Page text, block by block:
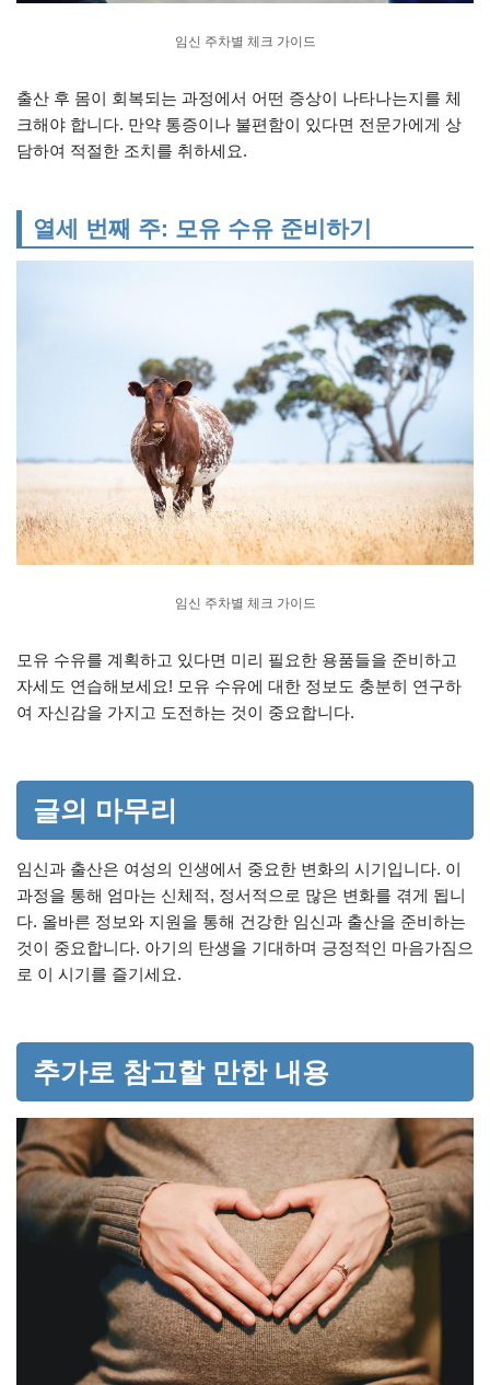
임신 주차별 체크 가이드
출산 후 몸이 회복되는 과정에서 어떤 증상이 나타나는지를 체
크해야 합니다. 만약 통증이나 불편함이 있다면 전문가에게 상
담하여 적절한 조치를 취하세요.
열세 번째 주: 모유 수유 준비하기
임신 주차별 체크 가이드
모유 수유를 계획하고 있다면 미리 필요한 용품들을 준비하고
자세도 연습해보세요! 모유 수유에 대한 정보도 충분히 연구하
여 자신감을 가지고 도전하는 것이 중요합니다.
글의 마무리
임신과 출산은 여성의 인생에서 중요한 변화의 시기입니다. 이
과정을 통해 엄마는 신체적, 정서적으로 많은 변화를 겪게 됩니
다. 올바른 정보와 지원을 통해 건강한 임신과 출산을 준비하는
것이 중요합니다. 아기의 탄생을 기대하며 긍정적인 마음가짐으
로 이 시기를 즐기세요.
추가로 참고할 만한 내용